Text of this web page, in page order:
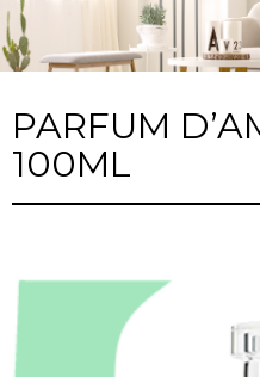
PARFUM
100ML